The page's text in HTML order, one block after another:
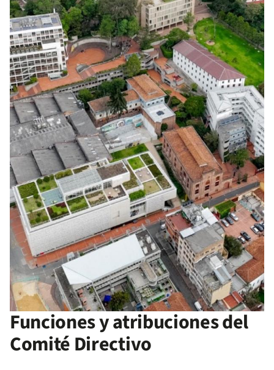
Funciones y atribuciones del
Comité Directivo